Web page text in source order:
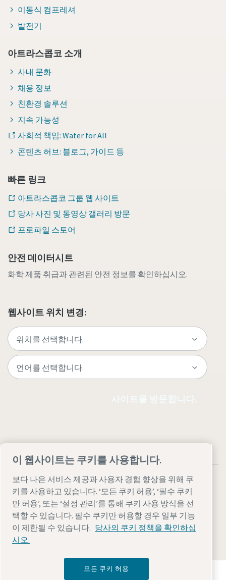
이동식 컴프레셔
발전기
아트라스콥코 소개
사내 문화
채용 정보
친환경 솔루션
지속 가능성
사회적 책임: Water for All
콘텐츠 허브: 블로그, 가이드 등
빠른 링크
아트라스콥코 그룹 웹 사이트
당사 사진 및 동영상 갤러리 방문
프로파일 스토어
안전 데이터시트
화학 제품 취급과 관련된 안전 정보를 확인하십시오.
웹사이트 위치 변경:
법률 및 개인 정보 참고 사항설정 관리접근성 사이트맵
© 2026 아트라스콥코
Atlas Copco Group이 어떻게 기술로 미래를 변화시
이 웹사이트는 쿠키를 사용합니다.
보다 나은 서비스 제공과 사용자 경험 향상을 위해 쿠
키를 사용하고 있습니다. ‘모든 쿠키 허용’, ‘필수 쿠키
만 허용’, 또는 ‘설정 관리’를 통해 쿠키 사용 방식을 선
택할 수 있습니다. 필수 쿠키만 허용할 경우 일부 기능
이 제한될 수 있습니다. 당사의 쿠키 정책을 확인하십
시오.
모든 쿠키 허용